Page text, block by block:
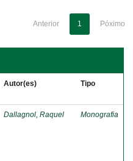
Anterior 1 Póximo
Autor(es) Tipo
Dallagnol, Raquel Monografia